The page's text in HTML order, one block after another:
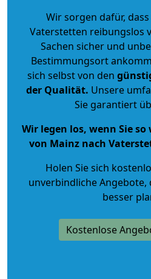
Wir sorgen dafür,
Vaterstetten reibungslos
Sachen sicher und
Bestimmungsort
sich selbst von den
der Qualität. Unsere
Sie garantiert
Wir legen los, wenn Sie
von Mainz nach
Holen Sie sich
unverbindliche Angebote,
besser
Kostenlose